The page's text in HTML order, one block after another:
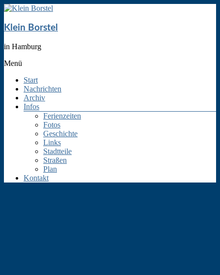
Klein Borstel
in Hamburg
Menü
Start
Nachrichten
Archiv
Infos
Ferienzeiten
Fotos
Geschichte
Links
Stadtteile
Straßen
Plan
Kontakt